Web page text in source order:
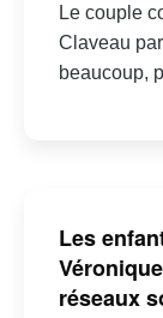
Le couple
Claveau
beaucoup,
Les
réseaux